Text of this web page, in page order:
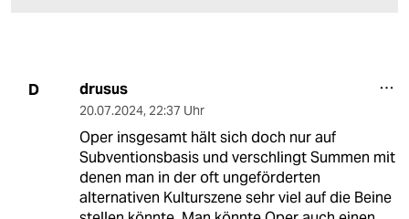
D drusus
20.07.2024, 22:37 Uhr
Oper insgesamt hält sich doch nur auf
Subventionsbasis und verschlingt Summen mit
denen man in der oft ungeförderten
alternativen Kulturszene sehr viel auf die Beine